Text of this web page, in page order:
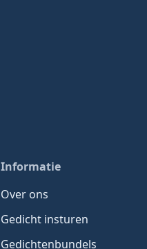
Informatie
Over ons
Gedicht insturen
Gedichtenbundels